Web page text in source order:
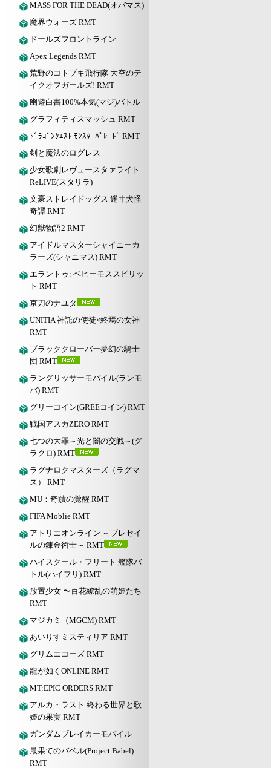
MASS FOR THE DEAD(オバマス)
魔界ウォーズ RMT
ドールズフロントライン
Apex Legends RMT
荒野のコトブキ飛行隊 大空のテ
イクオフガールズ! RMT
幽遊白書100%本気(マジ)バトル
グラフィティスマッシュ RMT
ﾄﾞﾗｺﾞﾝｸｴｽﾄ ﾓﾝｽﾀｰﾊﾟﾚｰﾄﾞ RMT
剣と魔法のログレス
少女歌劇レヴュースタァライト
ReLIVE(スタリラ)
文豪ストレイドッグス 迷ヰ犬怪
奇譚 RMT
幻獣物語2 RMT
アイドルマスターシャイニーカ
ラーズ(シャニマス) RMT
エラントゥ: ベヒーモススピリッ
ト RMT
京刀のナユタ
UNITIA 神託の使徒×終焉の女神
RMT
ブラッククローバー夢幻の騎士
団 RMT
ラングリッサーモバイル(ランモ
バ) RMT
グリーコイン(GREEコイン) RMT
戦国アスカZERO RMT
七つの大罪～光と闇の交戦～(グ
ラクロ) RMT
ラグナロクマスターズ（ラグマ
ス） RMT
MU：奇蹟の覚醒 RMT
FIFA Moblie RMT
アトリエオンライン ～ブレセイ
ルの錬金術士～ RMT
ハイスクール・フリート 艦隊バ
トル(ハイフリ) RMT
放置少女 〜百花繚乱の萌姫たち
RMT
マジカミ（MGCM) RMT
あいりすミスティリア RMT
グリムエコーズ RMT
龍が如くONLINE RMT
MT:EPIC ORDERS RMT
アルカ・ラスト 終わる世界と歌
姫の果実 RMT
ガンダムブレイカーモバイル
最果てのバベル(Project Babel)
RMT